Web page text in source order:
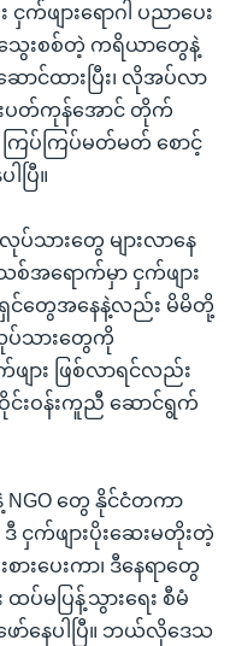
က်ဖျားရောဂါ ပညာပေး
သွေးစစ်တဲ့ ကရိယာတွေနဲ့
ောင်ထားပြီး၊ လိုအပ်လာ
းပတ်ကုန်အောင် တိုက်
ကြပ်ကြပ်မတ်မတ် စောင့်
ပြီ။
လုပ်သားတွေ များလာနေ
စ်အရောက်မှာ ငှက်ဖျား
ရှင်တွေအနေနဲ့လည်း မိမိတို့
ပ်သားတွေကို
ဖျား ဖြစ်လာရင်လည်း
းဝန်းကူညီ ဆောင်ရွက်
NGO တွေ နိုင်ငံတကာ
ငှက်ဖျားပိုးဆေးမတိုးတဲ့
ပေးကာ၊ ဒီနေရာတွေ
ထပ်မပြန့်သွားရေး စီမံ
နေပါပြီ။ ဘယ်လိုဒေသ